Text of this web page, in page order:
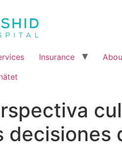
Insurance
decisiones